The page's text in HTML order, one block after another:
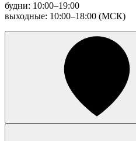
будни: 10:00–19:00
выходные: 10:00–18:00 (МСК)